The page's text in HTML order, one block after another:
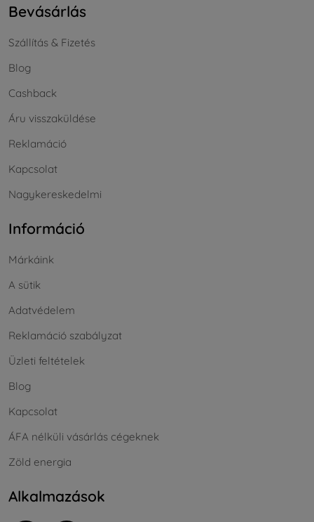
Bevásárlás
Szállítás & Fizetés
Blog
Cashback
Áru visszaküldése
Reklamáció
Kapcsolat
Nagykereskedelmi
Információ
Márkáink
A sütik
Adatvédelem
Reklamáció szabályzat
Üzleti feltételek
Blog
Kapcsolat
ÁFA nélküli vásárlás cégeknek
Zöld energia
Alkalmazások